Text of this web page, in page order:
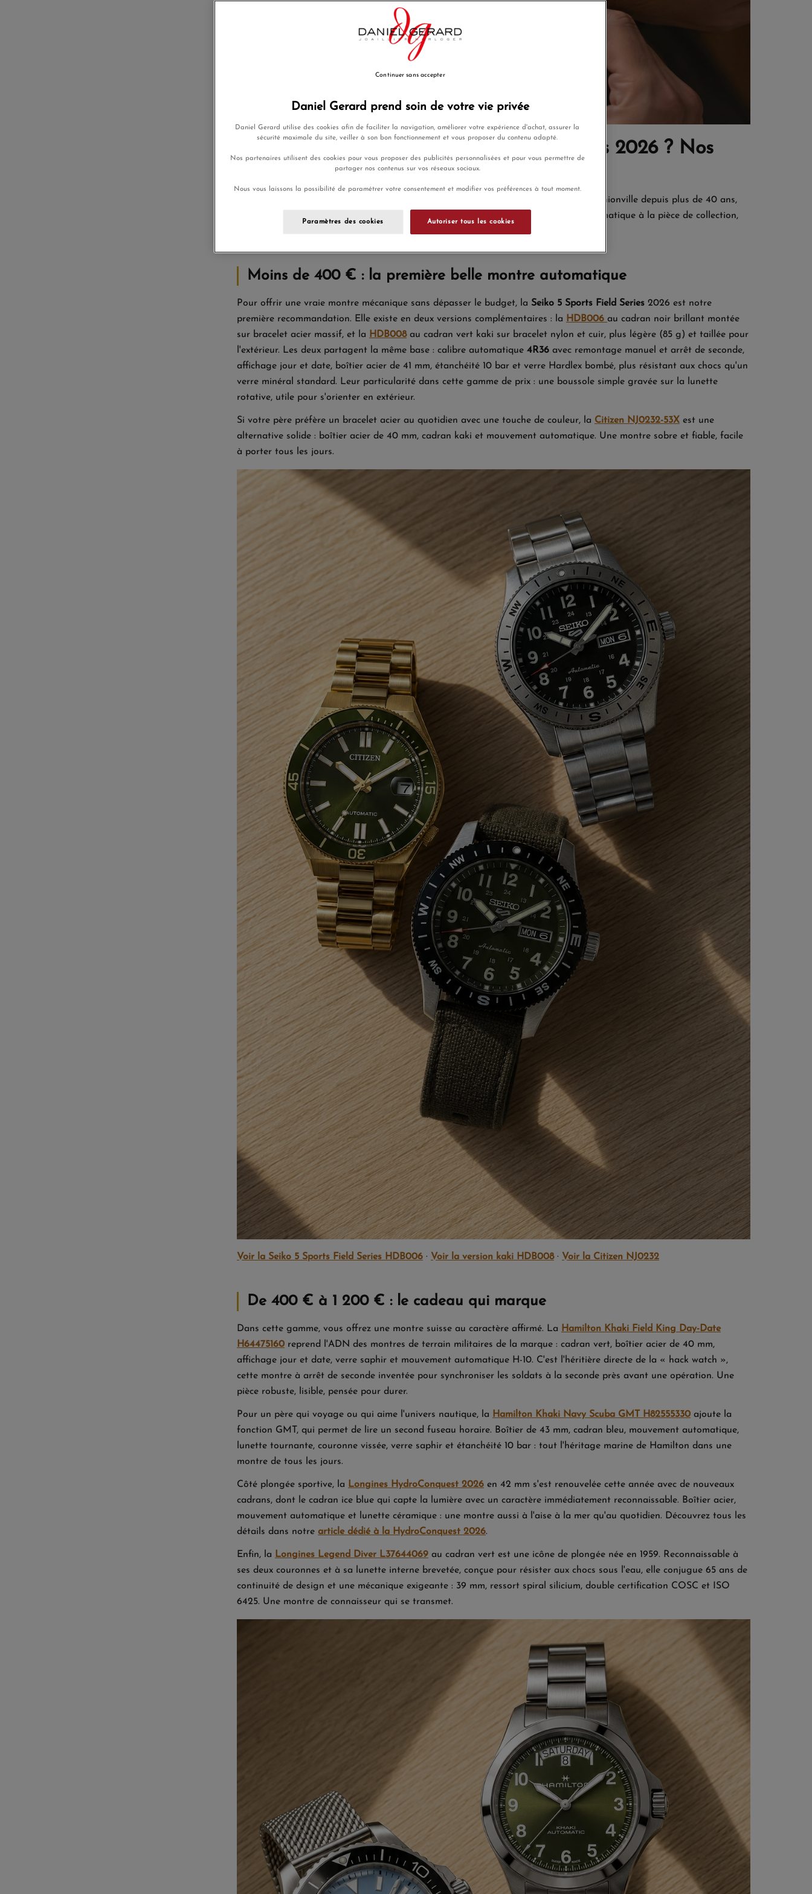
Quelle montre offrir pour la Fête des Pères 2026 ? Nos
idées par budget
La Fête des Pères tombe le dimanche 21 juin 2026. Chez Daniel Gérard, horloger à Thionville depuis plus de 40 ans,
nous avons réuni nos meilleures idées classées par budget, de la première belle automatique à la pièce de collection,
Moins de 400 € : la première belle montre automatique
Pour offrir une vraie montre mécanique sans dépasser le budget, la Seiko 5 Sports Field Series 2026 est notre
première recommandation. Elle existe en deux versions complémentaires : la
HDB006 au cadran noir brillant montée
sur bracelet acier massif, et la
HDB008au cadran vert kaki sur bracelet nylon et cuir, plus légère (85 g) et taillée pour
l'extérieur. Les deux partagent la même base : calibre automatique 4R36 avec remontage manuel et arrêt de seconde,
affichage jour et date, boîtier acier de 41 mm, étanchéité 10 bar et verre Hardlex bombé, plus résistant aux chocs qu'un
verre minéral standard. Leur particularité dans cette gamme de prix : une boussole simple gravée sur la lunette
rotative, utile pour s'orienter en extérieur.
Si votre père préfère un bracelet acier au quotidien avec une touche de couleur, la Citizen NJ0232-53X est une
alternative solide : boîtier acier de 40 mm, cadran kaki et mouvement automatique. Une montre sobre et fiable, facile
à porter tous les jours.
Voir la Seiko 5 Sports Field Series HDB006 · Voir la version kaki HDB008· Voir la Citizen NJ0232
De 400 € à 1 200 € : le cadeau qui marque
Dans cette gamme, vous offrez une montre suisse au caractère affirmé. La
Hamilton Khaki Field King Day-Date
H64475160 reprend l'ADN des montres de terrain militaires de la marque : cadran vert, boîtier acier de 40 mm,
affichage jour et date, verre saphir et mouvement automatique H-10. C'est l'héritière directe de la « hack watch »,
cette montre à arrêt de seconde inventée pour synchroniser les soldats à la seconde près avant une opération. Une
pièce robuste, lisible, pensée pour durer.
Pour un père qui voyage ou qui aime l'univers nautique, la Hamilton Khaki Navy Scuba GMT H82555330 ajoute la
fonction GMT, qui permet de lire un second fuseau horaire. Boîtier de 43 mm, cadran bleu, mouvement automatique,
lunette tournante, couronne vissée, verre saphir et étanchéité 10 bar : tout l'héritage marine de Hamilton dans une
montre de tous les jours.
Côté plongée sportive, la Longines HydroConquest 2026 en 42 mm s'est renouvelée cette année avec de nouveaux
cadrans, dont le cadran ice blue qui capte la lumière avec un caractère immédiatement reconnaissable. Boîtier acier,
mouvement automatique et lunette céramique : une montre aussi à l'aise à la mer qu'au quotidien. Découvrez tous les
détails dans notre article dédié à la HydroConquest 2026.
Enfin, la Longines Legend Diver L37644069 au cadran vert est une icône de plongée née en 1959. Reconnaissable à
ses deux couronnes et à sa lunette interne brevetée, conçue pour résister aux chocs sous l'eau, elle conjugue 65 ans de
continuité de design et une mécanique exigeante : 39 mm, ressort spiral silicium, double certification COSC et ISO
6425. Une montre de connaisseur qui se transmet.
Daniel Gerard prend soin de votre vie privée
Daniel Gerard utilise des cookies afin de faciliter la navigation, améliorer votre expérience d'achat, assurer la
sécurité maximale du site, veiller à son bon fonctionnement et vous proposer du contenu adapté.
Nos partenaires utilisent des cookies pour vous proposer des publicités personnalisées et pour vous permettre de
partager nos contenus sur vos réseaux sociaux.
Nous vous laissons la possibilité de paramétrer votre consentement et modifier vos préférences à tout moment.
Paramètres des cookies Autoriser tous les cookies
Continuer sans accepter